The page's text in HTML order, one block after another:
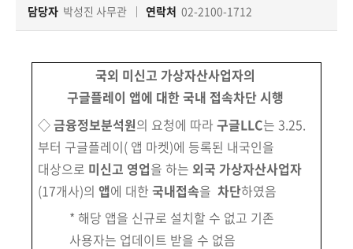
마
담당자 박성진 사무관 연락처 02-2100-1712
국외 미신고 가상자산사업자의
구글플레이 앱에 대한 국내 접속차단 시행
◇금융정보분석원의 요청에 따라 구글LLC는 3.25.
부터 구글플레이( 앱 마켓)에 등록된 내국인을
대상으로 미신고 영업을 하는 외국 가상자산사업자
(17개사)의 앱에 대한 국내접속을 차단하였음
* 해당 앱을 신규로 설치할 수 없고 기존
사용자는 업데이트 받을 수 없음